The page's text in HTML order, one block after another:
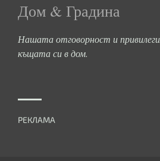
Дом & Градина
Нашата отговорност и
къщата си в дом.
РЕКЛАМА